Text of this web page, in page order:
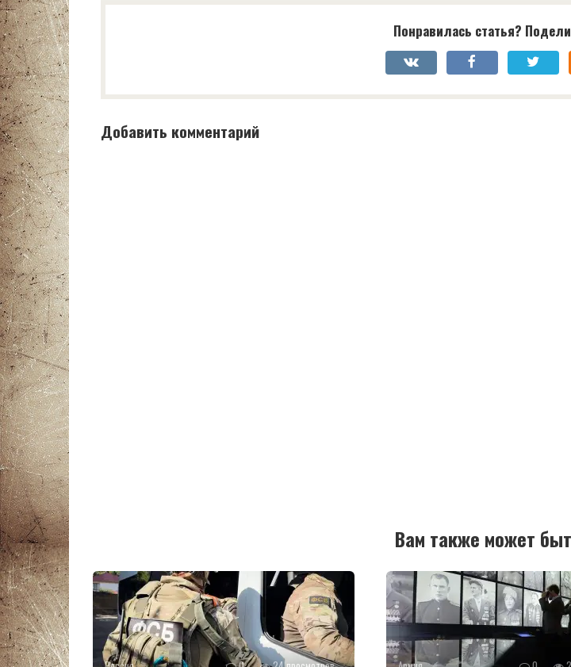
Понравилась статья?
Добавить комментарий
Вам также может